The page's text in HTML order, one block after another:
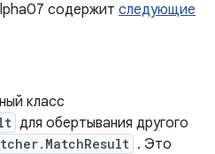
содержит следующие
класс
для обертывания другого
. Это